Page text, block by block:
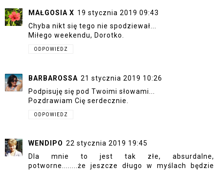
MAŁGOSIA X 19 stycznia 2019 09:43
Chyba nikt się tego nie spodziewał...
Miłego weekendu, Dorotko.
ODPOWIEDZ
BARBAROSSA 21 stycznia 2019 10:26
Podpisuję się pod Twoimi słowami...
Pozdrawiam Cię serdecznie.
ODPOWIEDZ
WENDIPO 22 stycznia 2019 19:45
Dla mnie to jest tak złe, absurdalne,
potworne........że jeszcze długo w myślach będzie